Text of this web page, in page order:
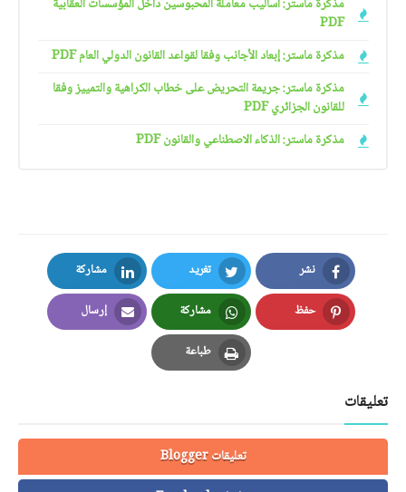
مذكرة ماستر: أساليب معاملة المحبوسين داخل المؤسسات العقابية
PDF
مذكرة ماستر: إبعاد الأجانب وفقا لقواعد القانون الدولي العام PDF
مذكرة ماستر: جريمة التحريض على خطاب الكراهية والتمييز وفقا
للقانون الجزائري PDF
مذكرة ماستر: الذكاء الاصطناعي والقانون PDF
نشر
Facebook
تغريد
Twitter
مشاركة
LinkedIn
حفظ
Pinterest
مشاركة
Whatsapp
إرسال
Email
طباعة
Print
تعليقات
تعليقات Blogger